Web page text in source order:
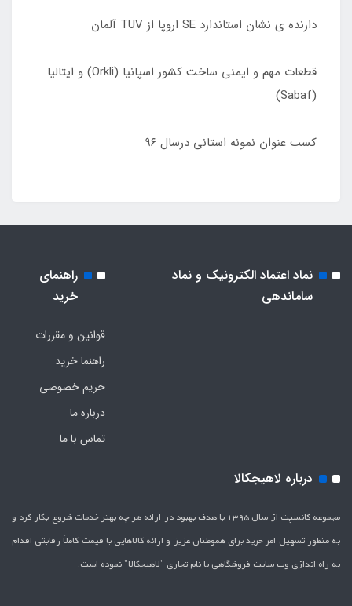
دارنده ی نشان استاندارد SE اروپا از TUV آلمان
قطعات مهم و ایمنی ساخت کشور اسپانیا (Orkli) و ایتالیا
(Sabaf)
کسب عنوان نمونه استانی درسال ٩۶
نماد اعتماد الکترونیک و نماد
ساماندهی
راهنمای
خرید
قوانین و مقررات
راهنما خرید
حریم خصوصی
درباره ما
تماس با ما
درباره لاهیجکالا
مجموعه کانسپت از سال 1395 با هدف بهبود در ارائه هر چه بهتر خدمات شروع بکار کرد و
به منظور تسهیل امر خرید برای هموطنان عزیز و ارائه کالاهایی با قیمت کاملاَ رقابتی اقدام
به راه اندازی وب سایت فروشگاهی با نام تجاری "لاهیج­کالا" نموده است.